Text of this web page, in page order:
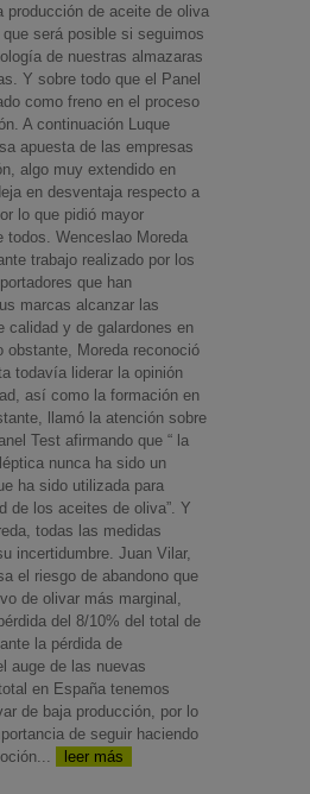
producción de aceite de oliva
será posible si seguimos
de nuestras almazaras
Y sobre todo que el Panel
como freno en el proceso
A continuación Luque
apuesta de las empresas
algo muy extendido en
en desventaja respecto a
lo que pidió mayor
todos. Wenceslao Moreda
trabajo realizado por los
que han
marcas alcanzar las
calidad y de galardones en
obstante, Moreda reconoció
todavía liderar la opinión
así como la formación en
llamó la atención sobre
Test afirmando que “ la
nunca ha sido un
ha sido utilizada para
de los aceites de oliva”. Y
todas las medidas
incertidumbre. Juan Vilar,
el riesgo de abandono que
de olivar más marginal,
del 8/10% del total de
la pérdida de
auge de las nuevas
en España tenemos
de baja producción, por lo
de seguir haciendo
leer más